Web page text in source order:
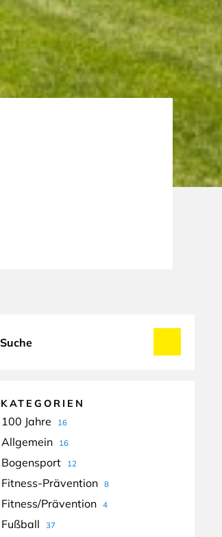
KATEGORIEN
100 Jahre 16
Allgemein 16
Bogensport 12
Fitness-Prävention 8
Fitness/Prävention 4
Fußball 37